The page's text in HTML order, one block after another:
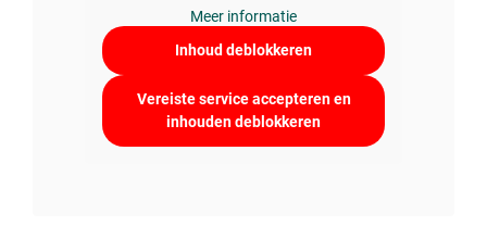
Meer informatie
Inhoud deblokkeren
Vereiste service accepteren en
inhouden deblokkeren